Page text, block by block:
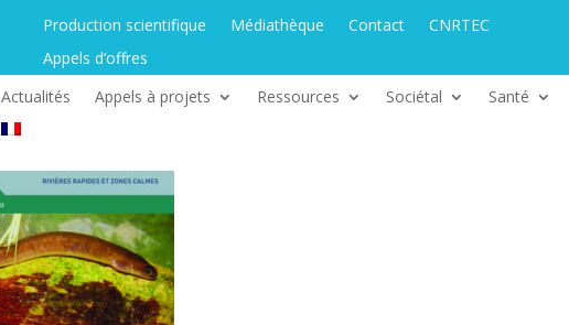
Production scientifique Médiathèque Contact
CNRTEC
Appels d’offres
Actualités
Appels à projets Ressources Sociétal Santé